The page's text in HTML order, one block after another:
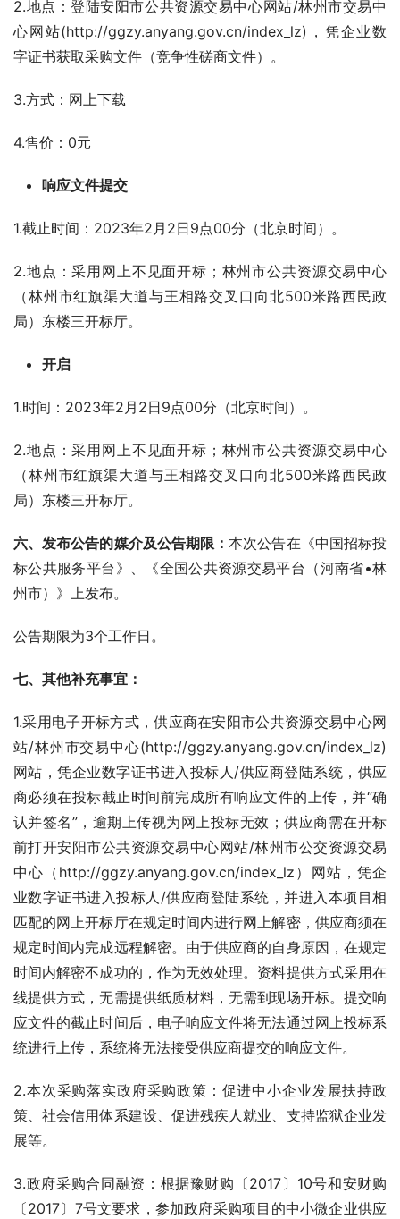
2.地点：登陆安阳市公共资源交易中心网站/林州市交易中
心网站(http://ggzy.anyang.gov.cn/index_lz)，凭企业数
字证书获取采购文件（竞争性磋商文件）。
3.方式：网上下载
4.售价：0元
响应文件提交
1.截止时间：2023年2月2日9点00分（北京时间）。
2.地点：采用网上不见面开标；林州市公共资源交易中心
（林州市红旗渠大道与王相路交叉口向北500米路西民政
局）东楼三开标厅。
开启
1.时间：2023年2月2日9点00分（北京时间）。
2.地点：采用网上不见面开标；林州市公共资源交易中心
（林州市红旗渠大道与王相路交叉口向北500米路西民政
局）东楼三开标厅。
六、发布公告的媒介及公告期限：本次公告在《中国招标投
标公共服务平台》、《全国公共资源交易平台（河南省•林
州市）》上发布。
公告期限为3个工作日。
七、其他补充事宜：
1.采用电子开标方式，供应商在安阳市公共资源交易中心网
站/林州市交易中心(http://ggzy.anyang.gov.cn/index_lz)
网站，凭企业数字证书进入投标人/供应商登陆系统，供应
商必须在投标截止时间前完成所有响应文件的上传，并“确
认并签名”，逾期上传视为网上投标无效；供应商需在开标
前打开安阳市公共资源交易中心网站/林州市公交资源交易
中心（http://ggzy.anyang.gov.cn/index_lz）网站，凭企
业数字证书进入投标人/供应商登陆系统，并进入本项目相
匹配的网上开标厅在规定时间内进行网上解密，供应商须在
规定时间内完成远程解密。由于供应商的自身原因，在规定
时间内解密不成功的，作为无效处理。资料提供方式采用在
线提供方式，无需提供纸质材料，无需到现场开标。提交响
应文件的截止时间后，电子响应文件将无法通过网上投标系
统进行上传，系统将无法接受供应商提交的响应文件。
2.本次采购落实政府采购政策：促进中小企业发展扶持政
策、社会信用体系建设、促进残疾人就业、支持监狱企业发
展等。
3.政府采购合同融资：根据豫财购〔2017〕10号和安财购
〔2017〕7号文要求，参加政府采购项目的中小微企业供应